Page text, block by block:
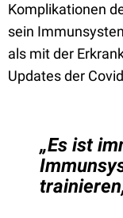
Komplikationen
sein
als mit der
Updates der
„Es ist